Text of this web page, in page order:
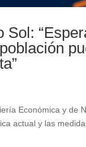
Económica y de
actual y las